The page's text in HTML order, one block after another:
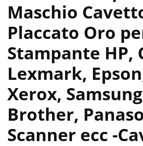
Maschio
Placcato Oro
Stampante HP,
Lexmark,
Xerox,
Brother,
Scanner ecc -